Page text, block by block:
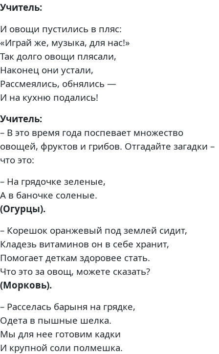
Учитель:
И овощи пустились в пляс:
«Играй же, музыка, для нас!»
Так долго овощи плясали,
Наконец они устали,
Рассмеялись, обнялись —
И на кухню подались!
Учитель:
– В это время года поспевает множество
овощей, фруктов и грибов. Отгадайте загадки –
что это:
– На грядочке зеленые,
А в баночке соленые.
(Огурцы).
– Корешок оранжевый под землей сидит,
Кладезь витаминов он в себе хранит,
Помогает деткам здоровее стать.
Что это за овощ, можете сказать?
(Морковь).
– Расселась барыня на грядке,
Одета в пышные шелка.
Мы для нее готовим кадки
И крупной соли полмешка.